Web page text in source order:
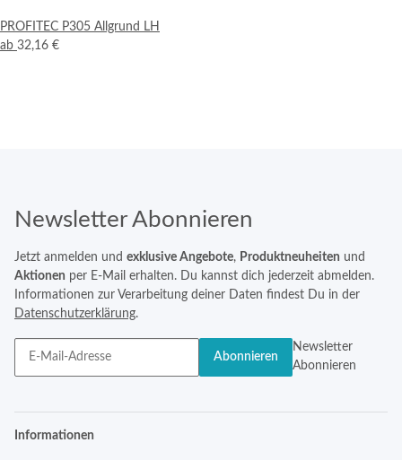
PROFITEC P305 Allgrund LH
ab 32,16 €
Newsletter Abonnieren
Jetzt anmelden und exklusive Angebote, Produktneuheiten und
Aktionen per E-Mail erhalten. Du kannst dich jederzeit abmelden.
Informationen zur Verarbeitung deiner Daten findest Du in der
Datenschutzerklärung.
Abonnieren
Newsletter
Abonnieren
Informationen